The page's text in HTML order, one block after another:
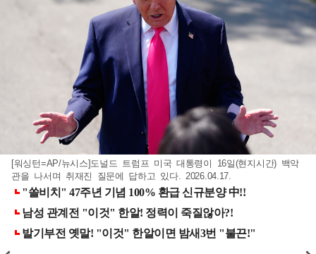
[워싱턴=AP/뉴시스]도널드 트럼프 미국 대통령이 16일(현지시간) 백악
관을 나서며 취재진 질문에 답하고 있다. 2026.04.17.